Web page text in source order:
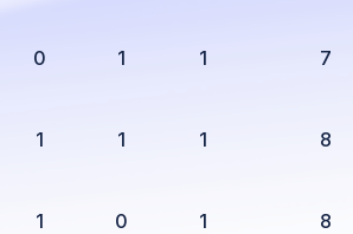
0 1 1 7
1 1 1 8
1 0 1 8